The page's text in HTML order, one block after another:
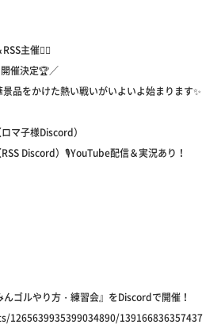
主催🏌️‍♀️
催決定🏆／
品をかけた熱い戦いがいよいよ始まります✨
マ子様Discord）
Discord）🎙️YouTube配信＆実況あり！
ゴルやり方・練習会』をDiscordで開催！
139166836357437